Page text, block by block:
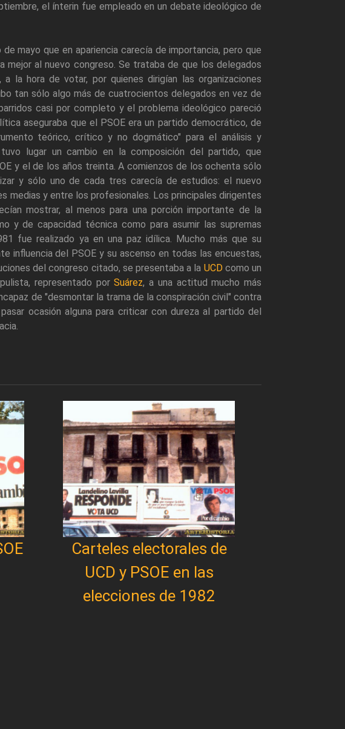
el ínterin fue empleado en un debate ideológico de
mayo que en apariencia carecía de importancia, pero que
al nuevo congreso. Se trataba de que los delegados
la hora de votar, por quienes dirigían las organizaciones
tan sólo algo más de cuatrocientos delegados en vez de
casi por completo y el problema ideológico pareció
aseguraba que el PSOE era un partido democrático, de
teórico, crítico y no dogmático" para el análisis y
lugar un cambio en la composición del partido, que
y el de los años treinta. A comienzos de los ochenta sólo
y sólo uno de cada tres carecía de estudios: el nuevo
medias y entre los profesionales. Los principales dirigentes
mostrar, al menos para una porción importante de la
y de capacidad técnica como para asumir las supremas
fue realizado ya en una paz idílica. Mucho más que su
influencia del PSOE y su ascenso en todas las encuestas,
del congreso citado, se presentaba a la UCD como un
representado porSuárez, a una actitud mucho más
de "desmontar la trama de la conspiración civil" contra
ocasión alguna para criticar con dureza al partido del
Carteles electorales de
UCD y PSOE en las
elecciones de 1982